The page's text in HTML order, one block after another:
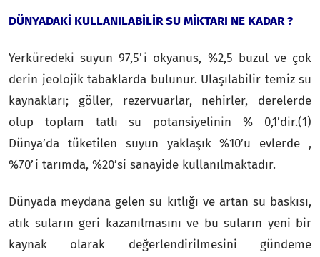
DÜNYADAKİ KULLANILABİLİR SU MİKTARI NE KADAR ?
Yerküredeki suyun 97,5’i okyanus, %2,5 buzul ve çok
derin jeolojik tabaklarda bulunur. Ulaşılabilir temiz su
kaynakları; göller, rezervuarlar, nehirler, derelerde
olup toplam tatlı su potansiyelinin % 0,1’dir.(1)
Dünya’da tüketilen suyun yaklaşık %10’u evlerde ,
%70’i tarımda, %20’si sanayide kullanılmaktadır.
Dünyada meydana gelen su kıtlığı ve artan su baskısı,
atık suların geri kazanılmasını ve bu suların yeni bir
kaynak olarak değerlendirilmesini gündeme